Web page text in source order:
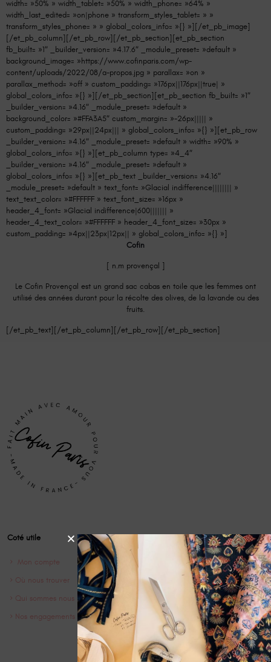
width= »50% » width_tablet= »50% » width_phone= »64% »
width_last_edited= »on|phone » transform_styles_tablet= » »
transform_styles_phone= » » global_colors_info= »{} »][/et_pb_image]
[/et_pb_column][/et_pb_row][/et_pb_section][et_pb_section
fb_built= »1″ _builder_version= »4.17.6″ _module_preset= »default »
background_image= »https://www.cofinparis.com/wp-
content/uploads/2022/08/a-propos.jpg » parallax= »on »
parallax_method= »off » custom_padding= »176px||176px||true| »
global_colors_info= »{} »][/et_pb_section][et_pb_section fb_built= »1″
_builder_version= »4.16″ _module_preset= »default »
background_color= »#FFA3A5″ custom_margin= »-26px||||| »
custom_padding= »29px||24px||| » global_colors_info= »{} »][et_pb_row
_builder_version= »4.16″ _module_preset= »default » width= »90% »
global_colors_info= »{} »][et_pb_column type= »4_4″
_builder_version= »4.16″ _module_preset= »default »
global_colors_info= »{} »][et_pb_text _builder_version= »4.16″
_module_preset= »default » text_font= »Glacial indifference|||||||| »
text_text_color= »#FFFFFF » text_font_size= »16px »
header_4_font= »Glacial indifference|600||||||| »
header_4_text_color= »#FFFFFF » header_4_font_size= »30px »
custom_padding= »4px||23px|12px|| » global_colors_info= »{} »]
Cofin
[ n.m provençal ]
Le Cofin Provençal est un grand sac cabas en toile que les femmes ont
utilisé des années durant pour la récolte des olives, de la lavande ou des
fruits.
[/et_pb_text][/et_pb_column][/et_pb_row][/et_pb_section]
Coté utile
Mon compte
Où nous trouver
Qui sommes nous ?
Nos engagements